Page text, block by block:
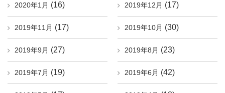
2020年1月 (16) 2019年12月 (17)
2019年11月 (17) 2019年10月 (30)
2019年9月 (27) 2019年8月 (23)
2019年7月 (19) 2019年6月 (42)